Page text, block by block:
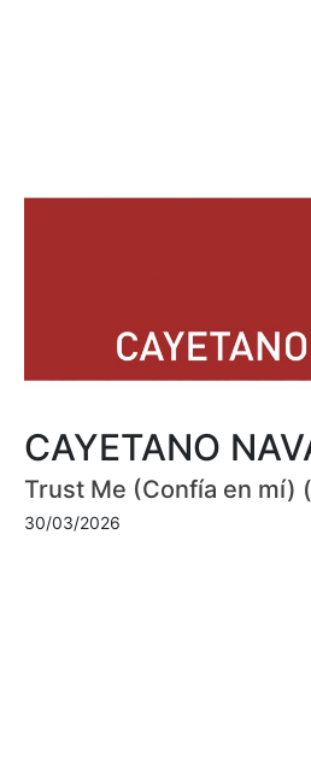
CAYETANO
Trust Me (Confía en mí)
30/03/2026